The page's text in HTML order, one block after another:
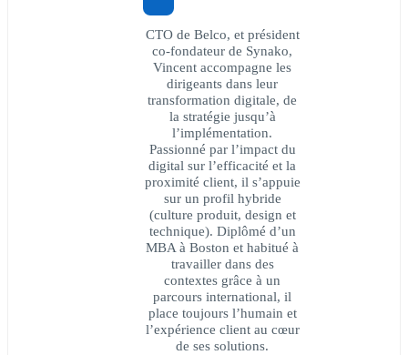
CTO de Belco, et président
co-fondateur de Synako,
Vincent accompagne les
dirigeants dans leur
transformation digitale, de
la stratégie jusqu’à
l’implémentation.
Passionné par l’impact du
digital sur l’efficacité et la
proximité client, il s’appuie
sur un profil hybride
(culture produit, design et
technique). Diplômé d’un
MBA à Boston et habitué à
travailler dans des
contextes grâce à un
parcours international, il
place toujours l’humain et
l’expérience client au cœur
de ses solutions.